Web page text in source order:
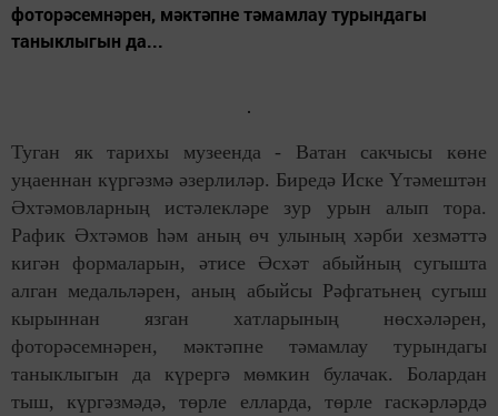
фоторәсемнәрен, мәктәпне тәмамлау турындагы
таныклыгын да...
Туган як тарихы музеенда - Ватан сакчысы көне
уңаеннан күргәзмә әзерлиләр. Биредә Иске Үтәмештән
Әхтәмовларның истәлекләре зур урын алып тора.
Рафик Әхтәмов һәм аның өч улының хәрби хезмәттә
кигән формаларын, әтисе Әсхәт абыйның сугышта
алган медальләрен, аның абыйсы Рәфгатьнең сугыш
кырыннан язган хатларының нөсхәләрен,
фоторәсемнәрен, мәктәпне тәмамлау турындагы
таныклыгын да күрергә мөмкин булачак. Болардан
тыш, күргәзмәдә, төрле елларда, төрле гаскәрләрдә